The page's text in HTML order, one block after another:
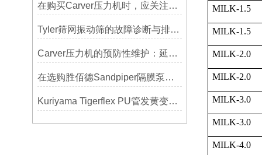
在购买Carver压力机时，应关注哪些性能指标？
Tyler筛网振动筛的故障诊断与排除方法总结
Carver压力机的预防性维护：延长使用寿命的技巧
在选购胜佰德Sandpiper隔膜泵时应该注意哪些关键参数？
Kuriyama Tigerflex PU管发黄变硬怎么办？
MILK-1.5
MILK-1.5
MILK-2.0
MILK-2.0
MILK-3.0
MILK-3.0
MILK-4.0